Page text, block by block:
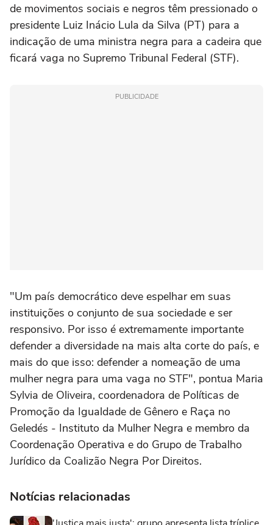
de movimentos sociais e negros têm pressionado o
presidente Luiz Inácio Lula da Silva (PT) para a
indicação de uma ministra negra para a cadeira que
ficará vaga no Supremo Tribunal Federal (STF).
PUBLICIDADE
"Um país democrático deve espelhar em suas
instituições o conjunto de sua sociedade e ser
responsivo. Por isso é extremamente importante
defender a diversidade na mais alta corte do país, e
mais do que isso: defender a nomeação de uma
mulher negra para uma vaga no STF", pontua Maria
Sylvia de Oliveira, coordenadora de Políticas de
Promoção da Igualdade de Gênero e Raça no
Geledés - Instituto da Mulher Negra e membro da
Coordenação Operativa e do Grupo de Trabalho
Jurídico da Coalizão Negra Por Direitos.
Notícias relacionadas